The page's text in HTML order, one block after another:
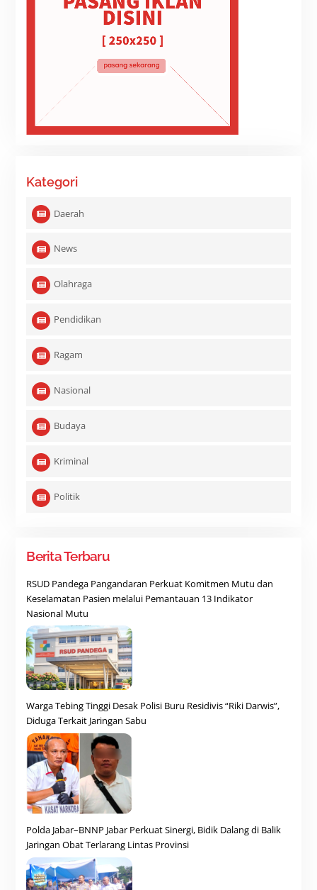
Kategori
Daerah
News
Olahraga
Pendidikan
Ragam
Nasional
Budaya
Kriminal
Politik
Berita Terbaru
RSUD Pandega Pangandaran Perkuat Komitmen Mutu dan
Keselamatan Pasien melalui Pemantauan 13 Indikator
Nasional Mutu
Warga Tebing Tinggi Desak Polisi Buru Residivis “Riki Darwis”,
Diduga Terkait Jaringan Sabu
Polda Jabar–BNNP Jabar Perkuat Sinergi, Bidik Dalang di Balik
Jaringan Obat Terlarang Lintas Provinsi